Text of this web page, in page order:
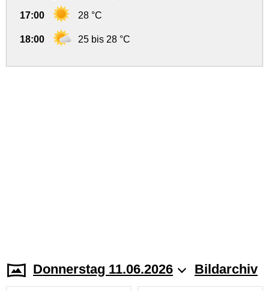
17:00 28 °C
18:00 25 bis 28 °C
Donnerstag 11.06.2026 Bildarchiv